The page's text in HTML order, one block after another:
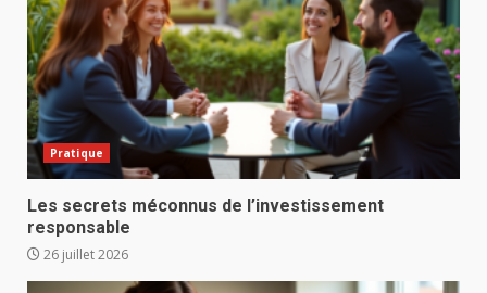
Pratique
Les secrets méconnus de l’investissement
responsable
26 juillet 2026